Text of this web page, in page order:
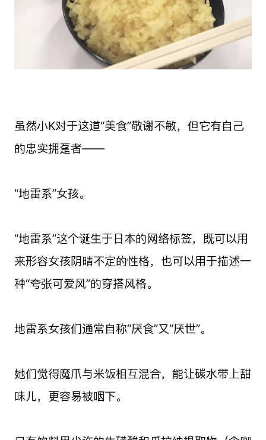
虽然小K对于这道“美食”敬谢不敏，但它有自己
的忠实拥趸者——
“地雷系”女孩。
“地雷系”这个诞生于日本的网络标签，既可以用
来形容女孩阴晴不定的性格，也可以用于描述一
种“夸张可爱风”的穿搭风格。
地雷系女孩们通常自称“厌食”又“厌世”。
她们觉得魔爪与米饭相互混合，能让碳水带上甜
味儿，更容易被咽下。